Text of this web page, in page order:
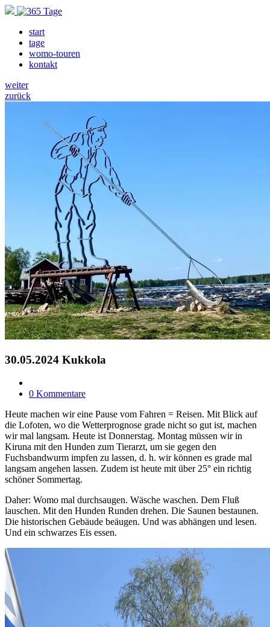
start
tage
womo-touren
kontakt
weiter
zurück
30.05.2024 Kukkola
0 Kommentare
Heute machen wir eine Pause vom Fahren = Reisen. Mit Blick auf
die Lofoten, wo die Wetterprognose grade nicht so gut ist, machen
wir mal langsam. Heute ist Donnerstag. Montag müssen wir in
Kiruna mit den Hunden zum Tierarzt, um sie gegen den
Fuchsbandwurm impfen zu lassen, d. h. wir können es grade mal
langsam angehen lassen. Zudem ist heute mit über 25° ein richtig
schöner Sommertag.
Daher: Womo mal durchsaugen. Wäsche waschen. Dem Fluß
lauschen. Mit den Hunden Runden drehen. Die Saunen bestaunen.
Die historischen Gebäude beäugen. Und was abhängen und lesen.
Und ein schwarzes Eis essen.